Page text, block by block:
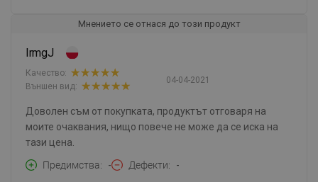
Мнението се отнася до този продукт
IrmgJ
04-04-2021
Качество:
Външен вид:
Доволен съм от покупката, продуктът отговаря на
моите очаквания, нищо повече не може да се иска на
тази цена.
Предимства
- Дефекти -